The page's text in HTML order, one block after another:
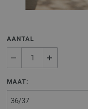
AANTAL
MAAT: